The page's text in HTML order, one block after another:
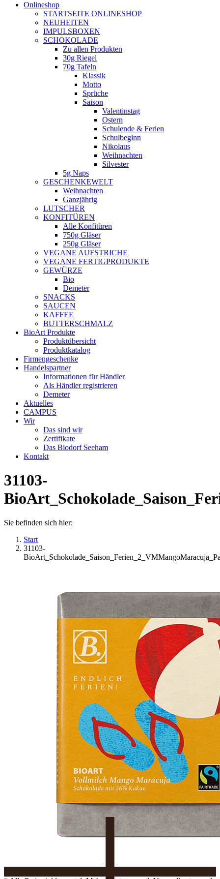
Onlineshop
STARTSEITE ONLINESHOP
NEUHEITEN
IMPULSBOXEN
SCHOKOLADE
Zu allen Produkten
30g Riegel
70g Tafeln
Klassik
Motto
Sprüche
Saison
Valentinstag
Ostern
Schulende & Ferien
Schulbeginn
Nikolaus
Weihnachten
Silvester
5g Naps
GESCHENKEWELT
Weihnachten
Ganzjährig
LUTSCHER
KONFITÜREN
Alle Konfitüren
750g Gläser
250g Gläser
VEGANE AUFSTRICHE
VEGANE FERTIGPRODUKTE
GEWÜRZE
Bio
Demeter
SNACKS
SAUCEN
KAFFEE
BUTTERSCHMALZ
BioArt Produkte
Produktübersicht
Produktkatalog
Firmengeschenke
Handelspartner
Informationen für Händler
Als Händler registrieren
Demeter
Aktuelles
CAMPUS
Wir
Das sind wir
Zertifikate
Das Biodorf Seeham
Kontakt
31103-
Sie befinden sich hier:
Start
31103-